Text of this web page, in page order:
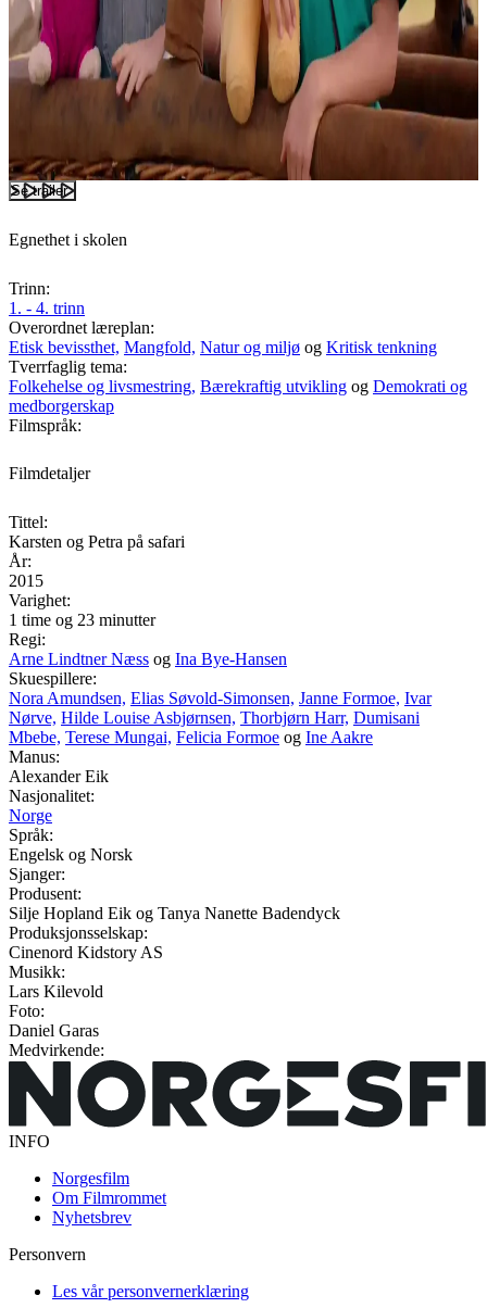
Se trailer
Egnethet i skolen
Trinn:
1. - 4. trinn
Overordnet læreplan:
Etisk bevissthet, Mangfold, Natur og miljø og Kritisk tenkning
Tverrfaglig tema:
Folkehelse og livsmestring, Bærekraftig utvikling og Demokrati og
medborgerskap
Filmspråk:
Filmdetaljer
Tittel:
Karsten og Petra på safari
År:
2015
Varighet:
1 time og 23 minutter
Regi:
Arne Lindtner Næss og Ina Bye-Hansen
Skuespillere:
Nora Amundsen, Elias Søvold-Simonsen, Janne Formoe, Ivar
Nørve, Hilde Louise Asbjørnsen, Thorbjørn Harr, Dumisani
Mbebe, Terese Mungai, Felicia Formoe og Ine Aakre
Manus:
Alexander Eik
Nasjonalitet:
Norge
Språk:
Engelsk og Norsk
Sjanger:
Produsent:
Silje Hopland Eik og Tanya Nanette Badendyck
Produksjonsselskap:
Cinenord Kidstory AS
Musikk:
Lars Kilevold
Foto:
Daniel Garas
Medvirkende:
INFO
Norgesfilm
Om Filmrommet
Nyhetsbrev
Personvern
Les vår personvernerklæring